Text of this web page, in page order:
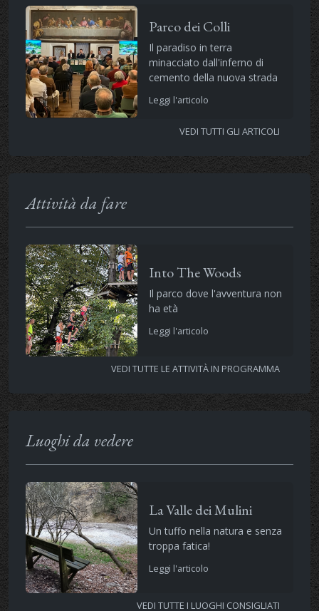
Parco dei Colli
Il paradiso in terra
minacciato dall'inferno di
cemento della nuova strada
Leggi l'articolo
VEDI TUTTI GLI ARTICOLI
Attività da fare
Into The Woods
Il parco dove l'avventura non
ha età
Leggi l'articolo
VEDI TUTTE LE ATTIVITÀ IN PROGRAMMA
Luoghi da vedere
La Valle dei Mulini
Un tuffo nella natura e senza
troppa fatica!
Leggi l'articolo
VEDI TUTTE I LUOGHI CONSIGLIATI